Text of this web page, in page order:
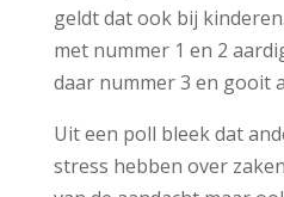
geldt dat ook bij
met nummer 1 en 2
daar nummer 3 en gooit
Uit een poll bleek dat
stress hebben over